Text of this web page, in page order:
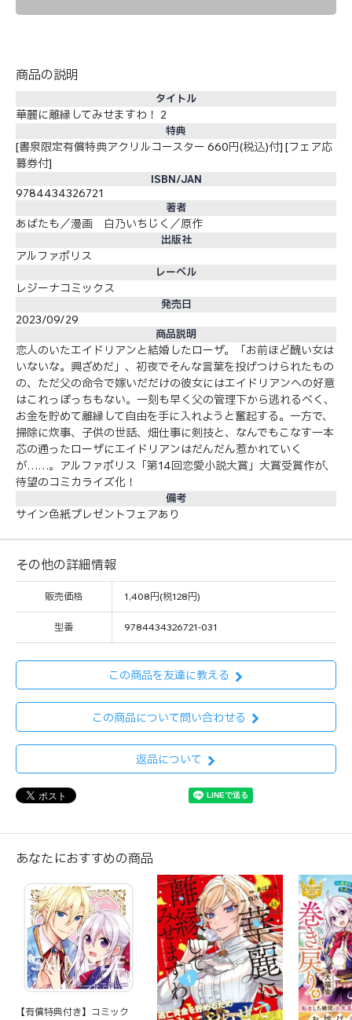
商品の説明
タイトル
華麗に離縁してみせますわ！ 2
特典
[書泉限定有償特典アクリルコースター 660円(税込)付] [フェア応
募券付]
ISBN/JAN
9784434326721
著者
あばたも／漫画 白乃いちじく／原作
出版社
アルファポリス
レーベル
レジーナコミックス
発売日
2023/09/29
商品説明
恋人のいたエイドリアンと結婚したローザ。「お前ほど醜い女は
いないな。興ざめだ」、初夜でそんな言葉を投げつけられたもの
の、ただ父の命令で嫁いだだけの彼女にはエイドリアンへの好意
はこれっぽっちもない。一刻も早く父の管理下から逃れるべく、
お金を貯めて離縁して自由を手に入れようと奮起する。一方で、
掃除に炊事、子供の世話、畑仕事に剣技と、なんでもこなす一本
芯の通ったローザにエイドリアンはだんだん惹かれていく
が……。アルファポリス「第14回恋愛小説大賞」大賞受賞作が、
待望のコミカライズ化！
備考
サイン色紙プレゼントフェアあり
その他の詳細情報
販売価格 1,408円(税128円)
型番 9784434326721-031
この商品を友達に教える
この商品について問い合わせる
返品について
あなたにおすすめの商品
【有償特典付き】コミック